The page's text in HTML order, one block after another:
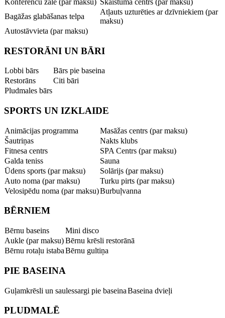
Bagāžas glabāšanas telpa
Atļauts uzturēties ar dzīvniekiem (par
maksu)
Autostāvvieta (par maksu)
RESTORĀNI UN BĀRI
Lobbi bārs
Bārs pie baseina
Restorāns
Citi bāri
Pludmales bārs
SPORTS UN IZKLAIDE
Animācijas programma
Masāžas centrs (par maksu)
Šautriņas
Nakts klubs
Fitnesa centrs
SPA Centrs (par maksu)
Galda teniss
Sauna
Ūdens sports (par maksu)
Solārijs (par maksu)
Auto noma (par maksu)
Turku pirts (par maksu)
Velosipēdu noma (par maksu)Burbuļvanna
BĒRNIEM
Bērnu baseins
Mini disco
Aukle (par maksu)Bērnu krēsli restorānā
Bērnu rotaļu istabaBērnu gultiņa
PIE BASEINA
Guļamkrēsli un saulessargi pie baseinaBaseina dvieļi
PLUDMALĒ